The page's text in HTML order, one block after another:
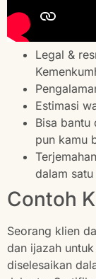
Legal &
Estimasi
Bisa bantu
pun kamu
dalam
Contoh
Seorang klien
dan ijazah
diselesaikan